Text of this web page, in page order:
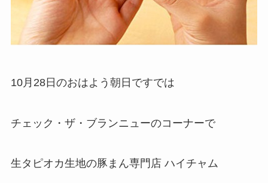
10月28日のおはよう朝日ですでは
チェック・ザ・ブランニューのコーナーで
生タピオカ生地の豚まん専門店 ハイチャム